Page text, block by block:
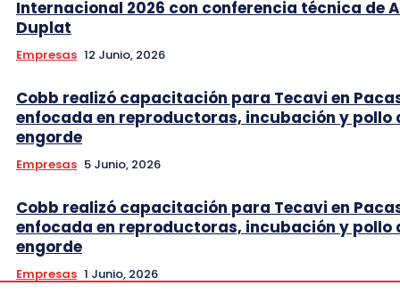
Internacional 2026 con conferencia técnica de
Duplat
Empresas 12 Junio, 2026
Cobb realizó capacitación para Tecavi en
enfocada en reproductoras, incubación y pollo
engorde
Empresas 5 Junio, 2026
Cobb realizó capacitación para Tecavi en
enfocada en reproductoras, incubación y pollo
engorde
Empresas 1 Junio, 2026